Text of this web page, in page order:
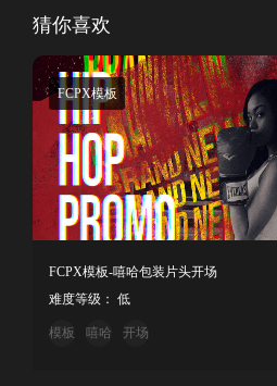
猜你喜欢
FCPX模板
FCPX模板-嘻哈包装片头开场
难度等级： 低
模板 嘻哈 开场